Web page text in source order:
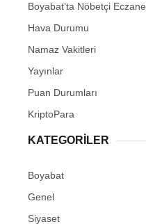
Boyabat’ta Nöbetçi
Hava Durumu
Namaz Vakitleri
Yayınlar
Puan Durumları
KriptoPara
KATEGORILER
Boyabat
Genel
Siyaset